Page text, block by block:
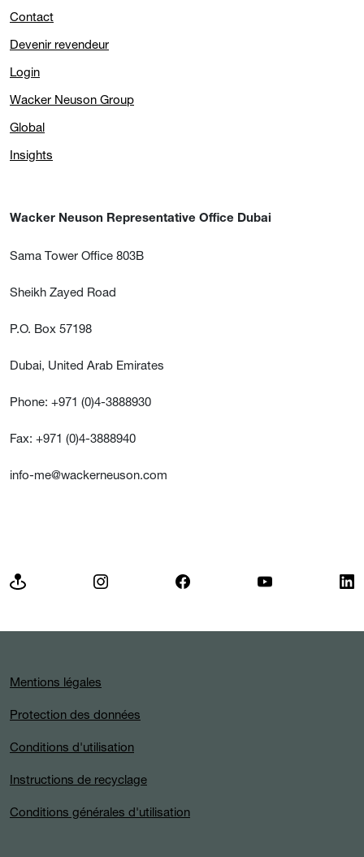
Contact
Devenir revendeur
Login
Wacker Neuson Group
Global
Insights
Wacker Neuson Representative Office Dubai
Sama Tower Office 803B
Sheikh Zayed Road
P.O. Box 57198
Dubai, United Arab Emirates
Phone: +971 (0)4-3888930
Fax: +971 (0)4-3888940
info-me@wackerneuson.com
Mentions légales
Protection des données
Conditions d'utilisation
Instructions de recyclage
Conditions générales d'utilisation